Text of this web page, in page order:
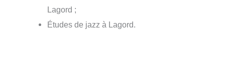
Lagord ;
Études de jazz à Lagord.